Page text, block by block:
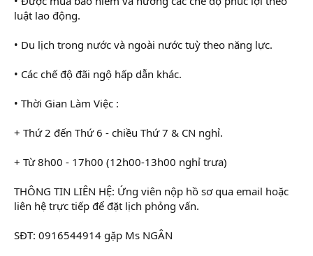
luật lao động.
• Du lịch trong nước và ngoài nước tuỳ theo năng lực.
• Các chế độ đãi ngộ hấp dẫn khác.
• Thời Gian Làm Việc :
+ Thứ 2 đến Thứ 6 - chiều Thứ 7 & CN nghỉ.
+ Từ 8h00 - 17h00 (12h00-13h00 nghỉ trưa)
THÔNG TIN LIÊN HỆ: Ứng viên nộp hồ sơ qua email hoặc
liên hệ trực tiếp để đặt lịch phỏng vấn.
SĐT: 0916544914 gặp Ms NGÂN